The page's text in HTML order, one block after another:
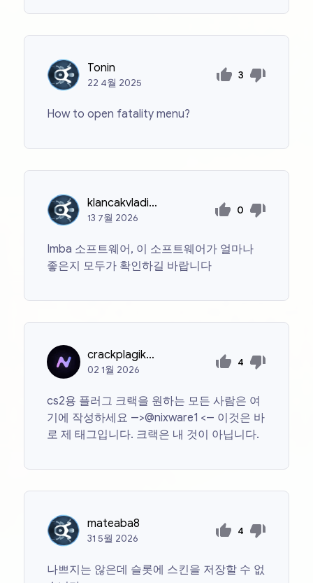
Tonin
22 4월 2025
3
How to open fatality menu?
klancakvladislav93
13 7월 2026
0
Imba 소프트웨어, 이 소프트웨어가 얼마나
좋은지 모두가 확인하길 바랍니다
crackplagikomy?
021월 2026
4
cs2용 플러그 크랙을 원하는 모든 사람은 여
기에 작성하세요 -->@nixware1 <-- 이것은 바
로 제 태그입니다. 크랙은 내 것이 아닙니다.
mateaba8
315월 2026
4
나쁘지는 않은데 슬롯에 스킨을 저장할 수 없